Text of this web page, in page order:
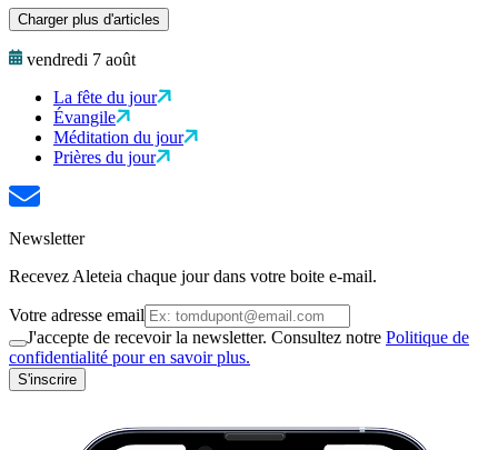
Charger plus d'articles
vendredi 7 août
La fête du jour
Évangile
Méditation du jour
Prières du jour
Newsletter
Recevez Aleteia chaque jour dans votre boite e-mail.
Votre adresse email
J'accepte de recevoir la newsletter. Consultez notre Politique de
confidentialité pour en savoir plus.
S'inscrire